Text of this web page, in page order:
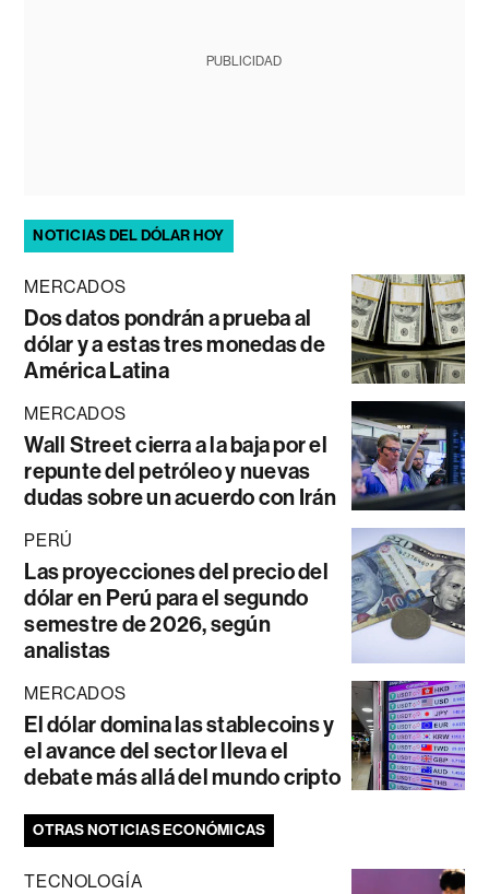
PUBLICIDAD
NOTICIAS DEL DÓLAR HOY
MERCADOS
Dos datos pondrán a prueba al
dólar y a estas tres monedas de
América Latina
MERCADOS
Wall Street cierra a la baja por el
repunte del petróleo y nuevas
dudas sobre un acuerdo con Irán
PERÚ
Las proyecciones del precio del
dólar en Perú para el segundo
semestre de 2026, según
analistas
MERCADOS
El dólar domina las stablecoins y
el avance del sector lleva el
debate más allá del mundo cripto
OTRAS NOTICIAS ECONÓMICAS
TECNOLOGÍA